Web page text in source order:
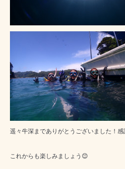
遥々牛深までありがとうございました！感
これからも楽しみましょう😊